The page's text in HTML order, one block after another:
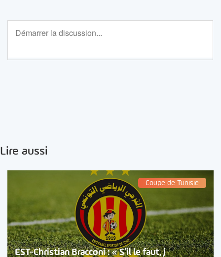
Lire aussi
Coupe de Tunisie
EST-Christian Bracconi : « S’il le faut, j